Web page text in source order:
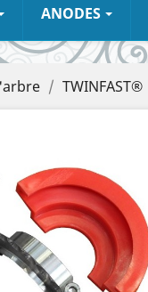
ANODES
TWINFAST®